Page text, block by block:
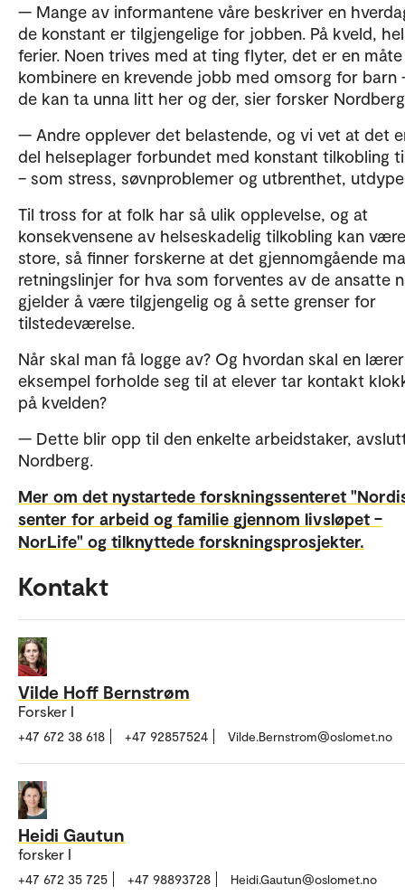
— Mange av informantene våre beskriver en
de konstant er tilgjengelige for jobben. På kveld,
ferier. Noen trives med at ting flyter, det er en
kombinere en krevende jobb med omsorg for barn
de kan ta unna litt her og der, sier forsker
— Andre opplever det belastende, og vi vet at det
del helseplager forbundet med konstant tilkobling
– som stress, søvnproblemer og utbrenthet,
Til tross for at folk har så ulik opplevelse, og at
konsekvensene av helseskadelig tilkobling kan være
store, så finner forskerne at det gjennomgående
retningslinjer for hva som forventes av de ansatte
gjelder å være tilgjengelig og å sette grenser for
tilstedeværelse.
Når skal man få logge av? Og hvordan skal en
eksempel forholde seg til at elever tar kontakt
på kvelden?
— Dette blir opp til den enkelte arbeidstaker,
Nordberg.
Mer om det nystartede forskningssenteret
senter for arbeid og familie gjennom livsløpet –
NorLife" og tilknyttede forskningsprosjekter.
Kontakt
Vilde Hoff Bernstrøm
Forsker I
+47 672 38 618 +47 92857524 Vilde.Bernstrom@oslomet.no
Heidi Gautun
forsker I
+47 672 35 725 +47 98893728 Heidi.Gautun@oslomet.no